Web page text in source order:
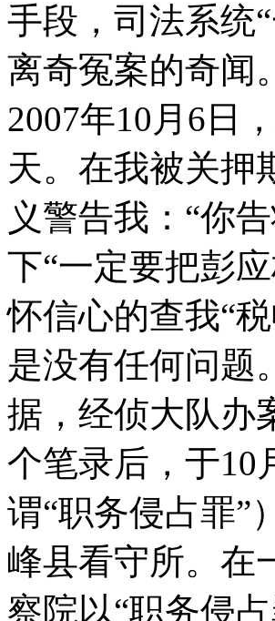
手段，司法系统
离奇冤案的奇闻
2007年10月6日
天。在我被关押
义警告我：“你
下“一定要把彭
怀信心的查我“
是没有任何问题
据，经侦大队办
个笔录后，于10
谓“职务侵占罪”
峰县看守所。在
察院以“职务侵